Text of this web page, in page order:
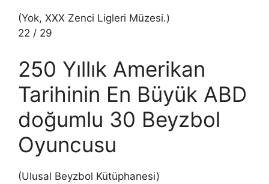
(Yok, XXX Zenci Ligleri Müzesi.)
22 / 29
250 Yıllık Amerikan
Tarihinin En Büyük ABD
doğumlu 30 Beyzbol
Oyuncusu
(Ulusal Beyzbol Kütüphanesi)